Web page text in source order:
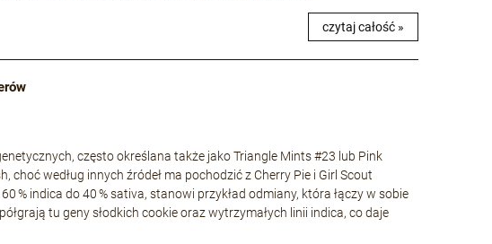
czytaj całość »
często określana także jako Triangle Mints #23 lub Pink
według innych źródeł ma pochodzić z Cherry Pie i Girl Scout
% indica do 40 % sativa, stanowi przykład odmiany, która łączy w sobie
tu geny słodkich cookie oraz wytrzymałych linii indica, co daje